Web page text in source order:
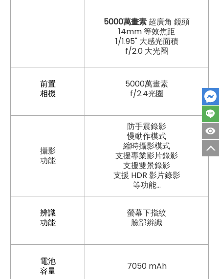
5000萬畫素 超廣角 鏡頭
14mm 等效焦距
1/1.95" 大感光面積
f/2.0 大光圈
前置
相機
5000萬畫素
f/2.4光圈​
攝影
功能
防手震錄影
慢動作模式
縮時攝影模式
支援專業影片錄影
支援雙景錄影
支援 HDR 影片錄影
等功能...
辨識
功能
螢幕下指紋
臉部辨識
電池
容量
7050 mAh